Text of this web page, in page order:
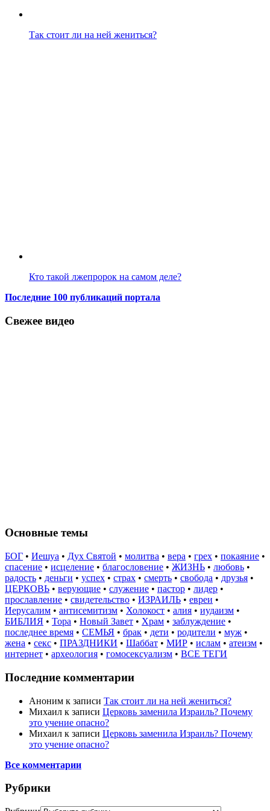
Так стоит ли на ней жениться?
Кто такой лжепророк на самом деле?
Последние 100 публикаций портала
Свежее видео
Основные темы
БОГ • Иешуа • Дух Святой • молитва • вера • грех • покаяние •
спасение • исцеление • благословение • ЖИЗНЬ • любовь •
радость • деньги • успех • страх • смерть • свобода • друзья •
ЦЕРКОВЬ • верующие • служение • пастор • лидер •
прославление • свидетельство • ИЗРАИЛЬ • евреи •
Иерусалим • антисемитизм • Холокост • алия • иудаизм •
БИБЛИЯ • Тора • Новый Завет • Храм • заблуждение •
последнее время • СЕМЬЯ • брак • дети • родители • муж •
жена • секс • ПРАЗДНИКИ • Шаббат • МИР • ислам • атеизм •
интернет • археология • гомосексуализм • ВСЕ ТЕГИ
Последние комментарии
Аноним к записи Так стоит ли на ней жениться?
Михаил к записи Церковь заменила Израиль? Почему
это учение опасно?
Михаил к записи Церковь заменила Израиль? Почему
это учение опасно?
Все комментарии
Рубрики